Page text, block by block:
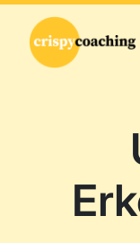
Direkt zum Inhalt